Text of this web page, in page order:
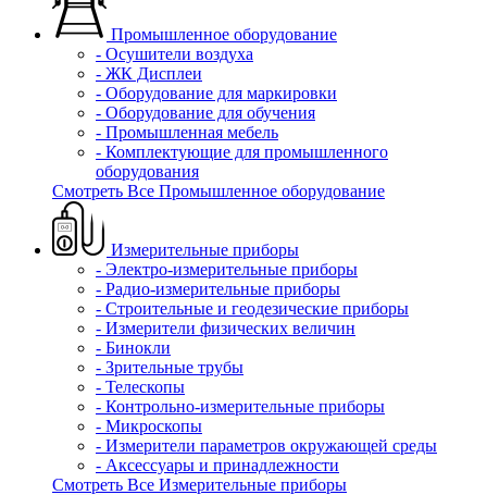
Промышленное оборудование
- Осушители воздуха
- ЖК Дисплеи
- Оборудование для маркировки
- Оборудование для обучения
- Промышленная мебель
- Комплектующие для промышленного
оборудования
Смотреть Все Промышленное оборудование
Измерительные приборы
- Электро-измерительные приборы
- Радио-измерительные приборы
- Строительные и геодезические приборы
- Измерители физических величин
- Бинокли
- Зрительные трубы
- Телескопы
- Контрольно-измерительные приборы
- Микроскопы
- Измерители параметров окружающей среды
- Аксессуары и принадлежности
Смотреть Все Измерительные приборы